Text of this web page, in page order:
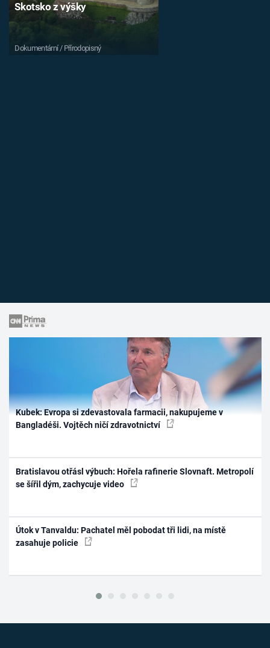
Skotsko z výšky
Dokumentární / Přírodopisný
Kubek: Evropa si zdevastovala farmacii, nakupujeme v
Bangladéši. Vojtěch ničí zdravotnictví
Bratislavou otřásl výbuch: Hořela rafinerie Slovnaft. Metropolí
se šířil dým, zachycuje video
Útok v Tanvaldu: Pachatel měl pobodat tři lidi, na místě
zasahuje policie